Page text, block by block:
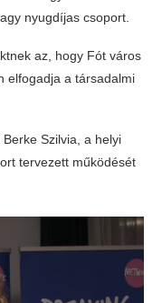
nyugdíjas csoport.
az, hogy Fót város
elfogadja a társadalmi
Szilvia, a helyi
tervezett működését